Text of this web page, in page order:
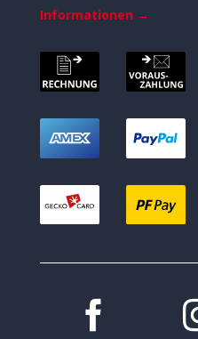
Informationen →